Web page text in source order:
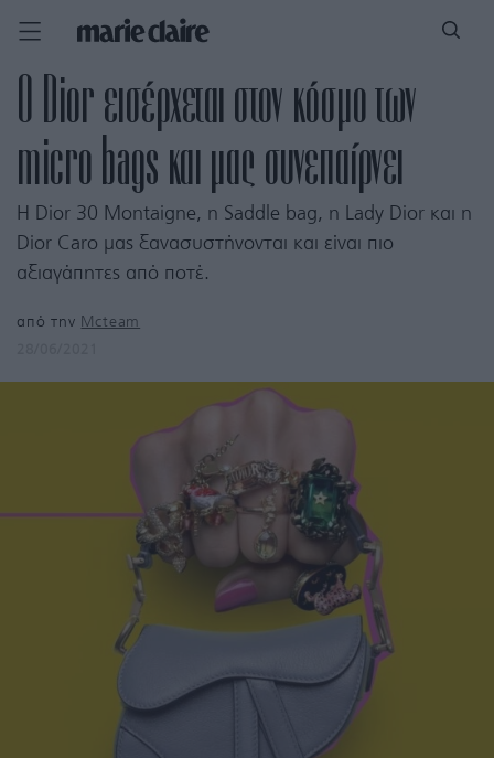
Ο Dior εισέρχεται στον κόσμο των
micro bags και μας συνεπαίρνει
Η Dior 30 Montaigne, η Saddle bag, η Lady Dior και η
Dior Caro μας ξανασυστήνονται και είναι πιο
αξιαγάπητες από ποτέ.
από την Mcteam